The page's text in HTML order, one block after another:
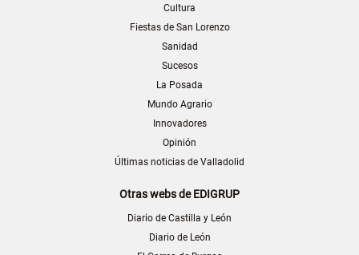
Cultura
Fiestas de San Lorenzo
Sanidad
Sucesos
La Posada
Mundo Agrario
Innovadores
Opinión
Últimas noticias de Valladolid
Otras webs de EDIGRUP
Diario de Castilla y León
Diario de León